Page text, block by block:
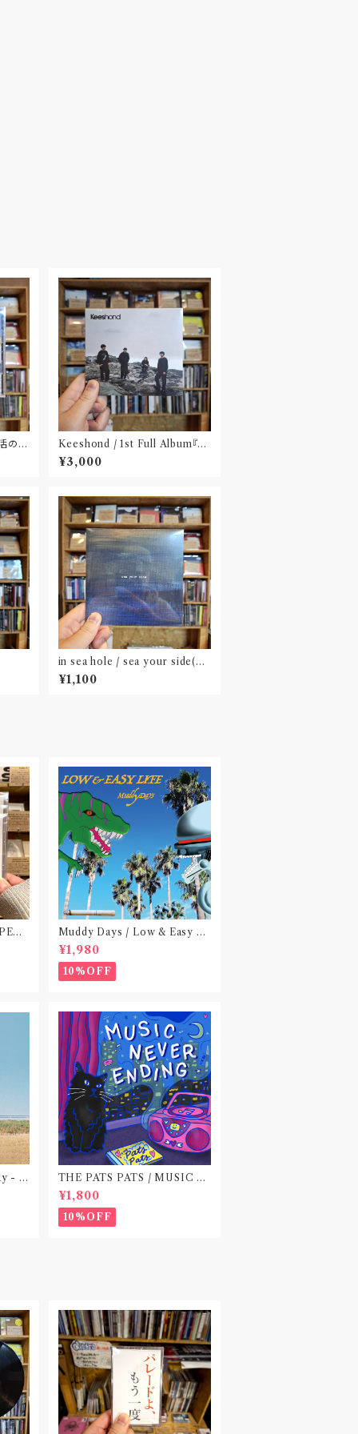
の名
Keeshond / 1st Full Album『K
eeshond』
¥3,000
in sea hole / sea your side(C
D)
¥1,100
Muddy Days / Low & Easy Li
fe〝東京〟
¥1,980
10%OFF
- E
THE PATS PATS / MUSIC N
EVER ENDING(CD作品)
¥1,800
10%OFF